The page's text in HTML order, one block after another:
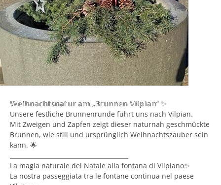
𝕎𝕖𝕚𝕙𝕟𝕒𝕔𝕙𝕥𝕤𝕟𝕒𝕥𝕦𝕣 𝕒𝕞 „𝔹𝕣𝕦𝕟𝕟𝕖𝕟 𝕍𝕚𝕝𝕡𝕚𝕒𝕟“ ✨
Unsere festliche Brunnenrunde führt uns nach Vilpian.
Mit Zweigen und Zapfen zeigt dieser naturnah geschmückte
Brunnen, wie still und ursprünglich Weihnachtszauber sein
kann. 🌟
La magia naturale del Natale alla fontana di Vilpiano✨
La nostra passeggiata tra le fontane continua nel paese